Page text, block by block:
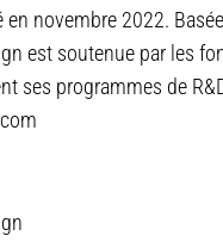
en novembre 2022.
est soutenue par les
ses programmes de